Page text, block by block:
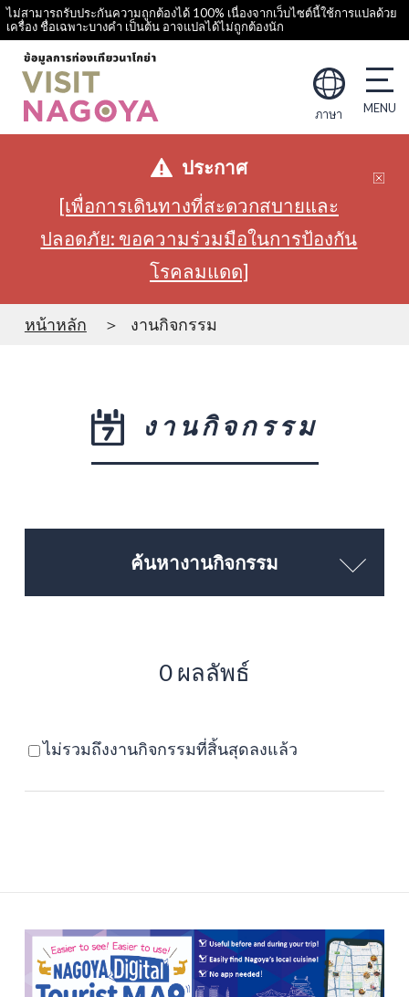
ไม่สามารถรับประกันความถูกต้องได้ 100% เนื่องจากเว็บไซต์นี้ใช้การแปลด้วย
เครื่อง ชื่อเฉพาะบางคำ เป็นต้น อาจแปลได้ไม่ถูกต้องนัก
ภาษา
ประกาศ
[เพื่อการเดินทางที่สะดวกสบายและ
ปลอดภัย: ขอความร่วมมือในการป้องกัน
โรคลมแดด]
หน้าหลัก งานกิจกรรม
งานกิจกรรม
ค้นหางานกิจกรรม
0 ผลลัพธ์
ไม่รวมถึงงานกิจกรรมที่สิ้นสุดลงแล้ว